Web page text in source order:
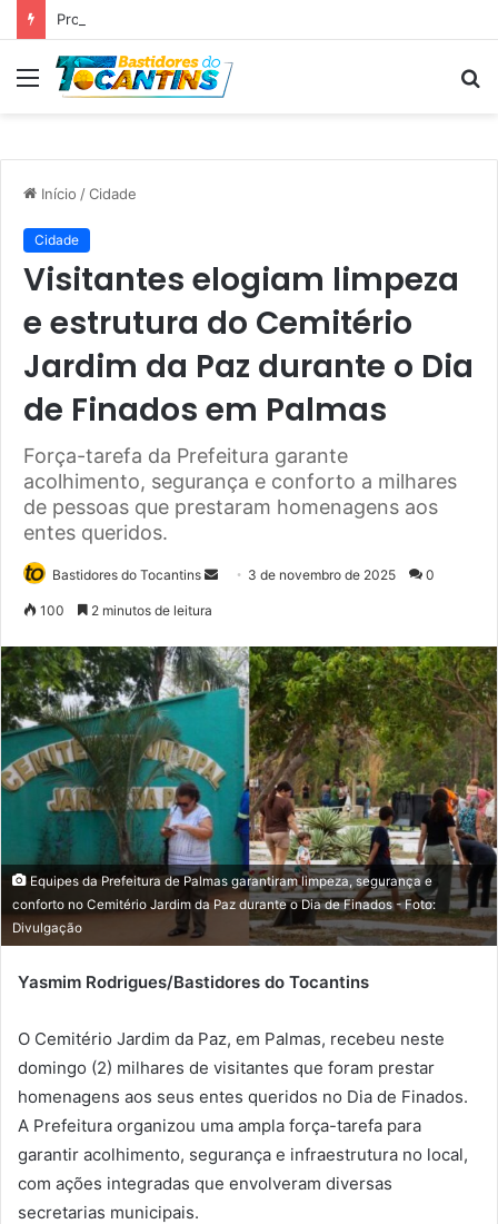
Menu
Início /Cidade
Cidade
Visitantes elogiam limpeza
e estrutura do Cemitério
Jardim da Paz durante o Dia
de Finados em Palmas
Força-tarefa da Prefeitura garante
acolhimento, segurança e conforto a milhares
de pessoas que prestaram homenagens aos
entes queridos.
Bastidores do Tocantins
d
e
e
-
i
l
3 de novembro de 2025 0
100 2 minutos de leitura
Equipes da Prefeitura de Palmas garantiram limpeza, segurança e
conforto no Cemitério Jardim da Paz durante o Dia de Finados - Foto:
Divulgação
Yasmim Rodrigues/Bastidores do Tocantins
O Cemitério Jardim da Paz, em Palmas, recebeu neste
domingo (2) milhares de visitantes que foram prestar
homenagens aos seus entes queridos no Dia de Finados.
A Prefeitura organizou uma ampla força-tarefa para
garantir acolhimento, segurança e infraestrutura no local,
com ações integradas que envolveram diversas
secretarias municipais.